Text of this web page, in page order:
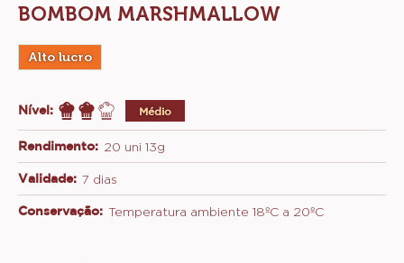
BOMBOM MARSHMALLOW
Alto lucro
Nível: Médio
Rendimento: 20 uni 13g
Validade: 7 dias
Conservação: Temperatura ambiente 18ºC a 20ºC